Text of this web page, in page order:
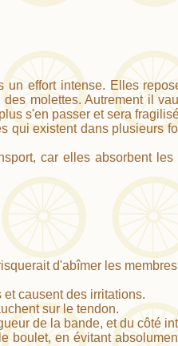
un effort intense. Elles
molettes. Autrement il
s'en passer et sera
qui existent dans plusieurs
car elles absorbent
d'abîmer les
causent des irritations.
sur le tendon.
de la bande, et du côté
boulet, en évitant